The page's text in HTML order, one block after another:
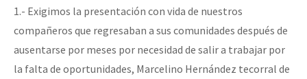
1.- Exigimos la presentación con vida de nuestros
compañeros que regresaban a sus comunidades después de
ausentarse por meses por necesidad de salir a trabajar por
la falta de oportunidades, Marcelino Hernández tecorral de